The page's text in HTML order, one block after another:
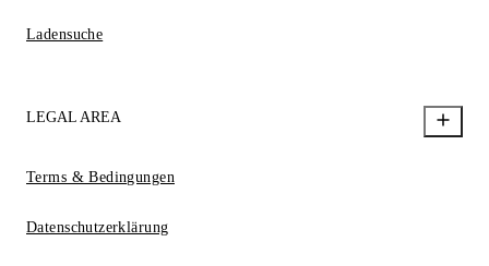
Ladensuche
LEGAL AREA
Terms & Bedingungen
Datenschutzerklärung